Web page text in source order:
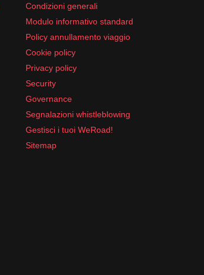
Condizioni generali
Modulo informativo standard
Policy annullamento viaggio
Cookie policy
Privacy policy
Security
Governance
Segnalazioni whistleblowing
Gestisci i tuoi WeRoad!
Sitemap